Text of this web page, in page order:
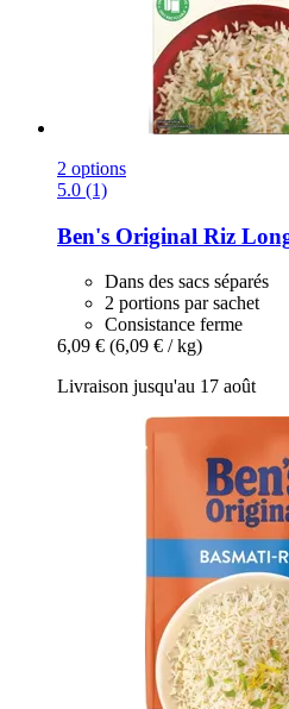
2 options
5.0 (1)
Ben's Original Riz
Dans des sacs séparés
2 portions par sachet
Consistance ferme
6,09 € (6,09 € / kg)
Livraison jusqu'au 17 août